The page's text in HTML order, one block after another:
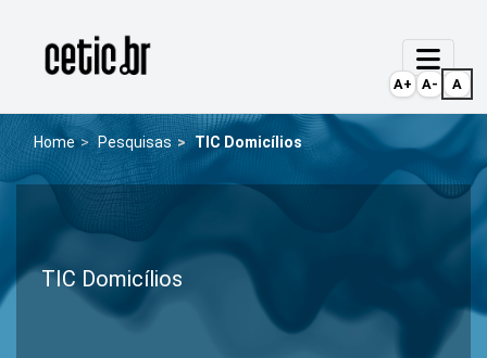
Página inicial
Home Pesquisas TIC Domicílios
TIC Domicílios
A+ A- A